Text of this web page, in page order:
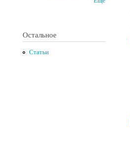
Остальное
Статьи